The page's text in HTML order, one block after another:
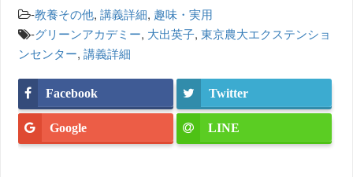
-教養その他,講義詳細, 趣味・実用
-グリーンアカデミー, 大出英子,東京農大エクステンショ
ンセンター,講義詳細
Facebook Twitter
Google LINE